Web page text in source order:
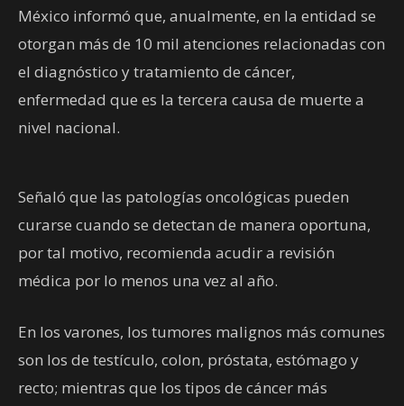
México informó que, anualmente, en la entidad se
otorgan más de 10 mil atenciones relacionadas con
el diagnóstico y tratamiento de cáncer,
enfermedad que es la tercera causa de muerte a
nivel nacional.
Señaló que las patologías oncológicas pueden
curarse cuando se detectan de manera oportuna,
por tal motivo, recomienda acudir a revisión
médica por lo menos una vez al año.
En los varones, los tumores malignos más comunes
son los de testículo, colon, próstata, estómago y
recto; mientras que los tipos de cáncer más